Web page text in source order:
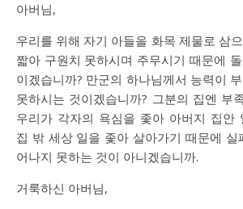
아버님,
우리를 위해 자기 아들을 화목 제물로 삼
짧아 구원치 못하시며 주무시기 때문에
이겠습니까? 만군의 하나님께서 능력이
못하시는 것이겠습니까? 그분의 집엔 부
우리가 각자의 욕심을 좇아 아버지 집안
집 밖 세상 일을 좇아 살아가기 때문에 실
어나지 못하는 것이 아니겠습니까.
거룩하신 아버님,